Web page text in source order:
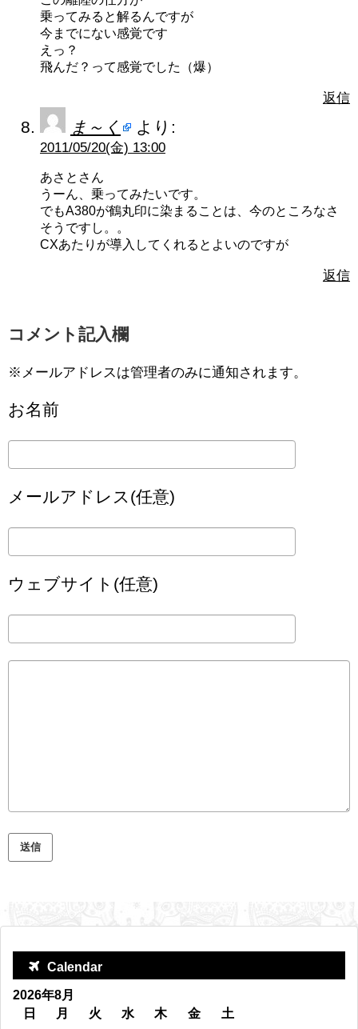
乗ってみると解るんですが
今までにない感覚です
えっ？
飛んだ？って感覚でした（爆）
返信
ま～く より:
2011/05/20(金) 13:00
あさとさん
うーん、乗ってみたいです。
でもA380が鶴丸印に染まることは、今のところなさ
そうですし。。
CXあたりが導入してくれるとよいのですが
返信
コメント記入欄
※メールアドレスは管理者のみに通知されます。
お名前
メールアドレス(任意)
ウェブサイト(任意)
Calendar
2026年8月
日
月 火 水 木 金
土